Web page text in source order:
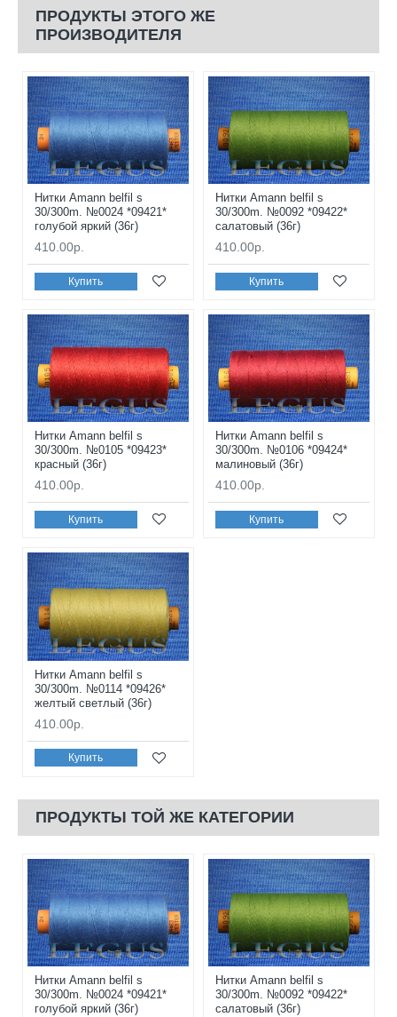
ПРОДУКТЫ ЭТОГО ЖЕ
ПРОИЗВОДИТЕЛЯ
Нитки Amann belfil s
30/300m. №0024 *09421*
голубой яркий (36г)
410.00р.
Купить
Нитки Amann belfil s
30/300m. №0092 *09422*
салатовый (36г)
410.00р.
Купить
Нитки Amann belfil s
30/300m. №0105 *09423*
красный (36г)
410.00р.
Купить
Нитки Amann belfil s
30/300m. №0106 *09424*
малиновый (36г)
410.00р.
Купить
Нитки Amann belfil s
30/300m. №0114 *09426*
желтый светлый (36г)
410.00р.
Купить
ПРОДУКТЫ ТОЙ ЖЕ КАТЕГОРИИ
Нитки Amann belfil s
30/300m. №0024 *09421*
голубой яркий (36г)
Нитки Amann belfil s
30/300m. №0092 *09422*
салатовый (36г)